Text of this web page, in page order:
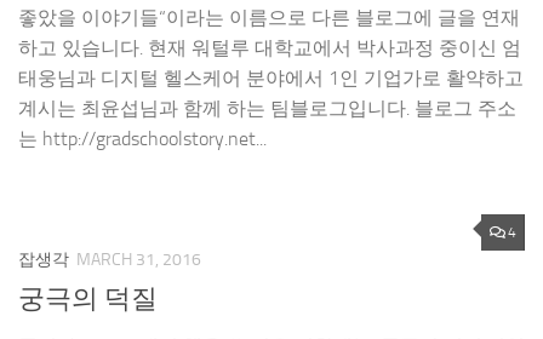
좋았을 이야기들“이라는 이름으로 다른 블로그에 글을 연재
하고 있습니다. 현재 워털루 대학교에서 박사과정 중이신 엄
태웅님과 디지털 헬스케어 분야에서 1인 기업가로 활약하고
계시는 최윤섭님과 함께 하는 팀블로그입니다. 블로그 주소
는 http://gradschoolstory.net...
4
잡생각 MARCH 31, 2016
궁극의 덕질